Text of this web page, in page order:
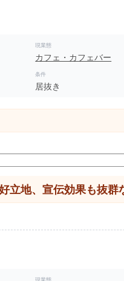
現業態
カフェ・カフェバー
条件
居抜き
立地、宣伝効果も抜